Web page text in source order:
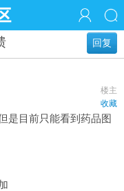
回复
楼主
收藏
是目前只能看到药品图